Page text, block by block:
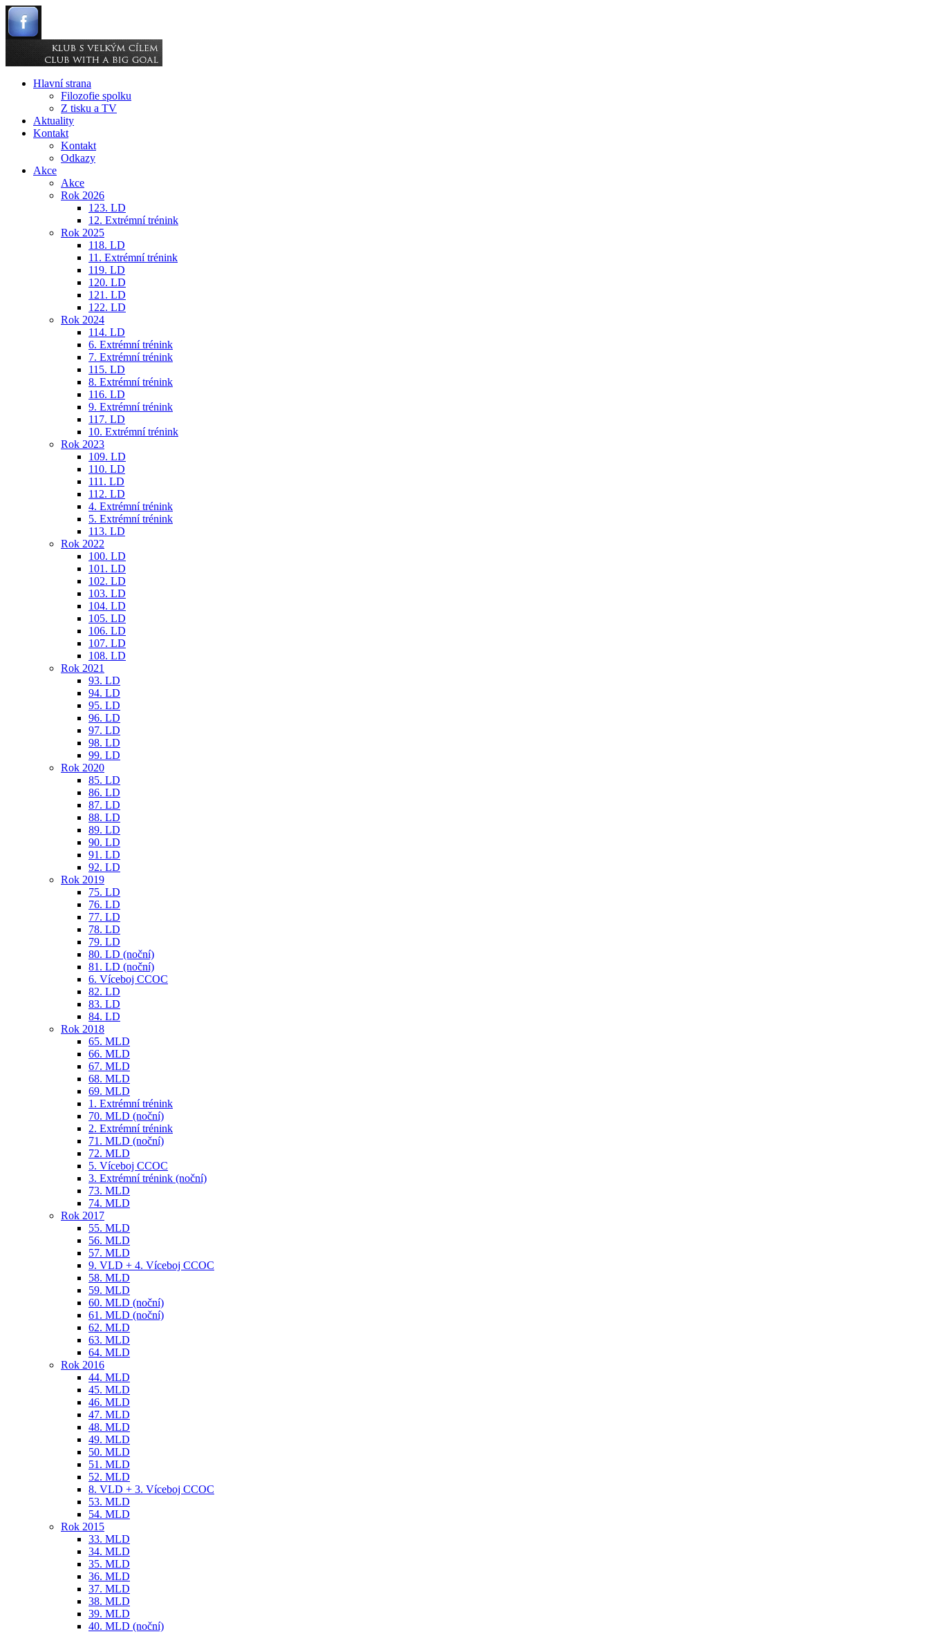
Hlavní strana
Filozofie spolku
Z tisku a TV
Aktuality
Kontakt
Kontakt
Odkazy
Akce
Akce
Rok 2026
123. LD
12. Extrémní trénink
Rok 2025
118. LD
11. Extrémní trénink
119. LD
120. LD
121. LD
122. LD
Rok 2024
114. LD
6. Extrémní trénink
7. Extrémní trénink
115. LD
8. Extrémní trénink
116. LD
9. Extrémní trénink
117. LD
10. Extrémní trénink
Rok 2023
109. LD
110. LD
111. LD
112. LD
4. Extrémní trénink
5. Extrémní trénink
113. LD
Rok 2022
100. LD
101. LD
102. LD
103. LD
104. LD
105. LD
106. LD
107. LD
108. LD
Rok 2021
93. LD
94. LD
95. LD
96. LD
97. LD
98. LD
99. LD
Rok 2020
85. LD
86. LD
87. LD
88. LD
89. LD
90. LD
91. LD
92. LD
Rok 2019
75. LD
76. LD
77. LD
78. LD
79. LD
80. LD (noční)
81. LD (noční)
6. Víceboj CCOC
82. LD
83. LD
84. LD
Rok 2018
65. MLD
66. MLD
67. MLD
68. MLD
69. MLD
1. Extrémní trénink
70. MLD (noční)
2. Extrémní trénink
71. MLD (noční)
72. MLD
5. Víceboj CCOC
3. Extrémní trénink (noční)
73. MLD
74. MLD
Rok 2017
55. MLD
56. MLD
57. MLD
9. VLD + 4. Víceboj CCOC
58. MLD
59. MLD
60. MLD (noční)
61. MLD (noční)
62. MLD
63. MLD
64. MLD
Rok 2016
44. MLD
45. MLD
46. MLD
47. MLD
48. MLD
49. MLD
50. MLD
51. MLD
52. MLD
8. VLD + 3. Víceboj CCOC
53. MLD
54. MLD
Rok 2015
33. MLD
34. MLD
35. MLD
36. MLD
37. MLD
38. MLD
39. MLD
40. MLD (noční)